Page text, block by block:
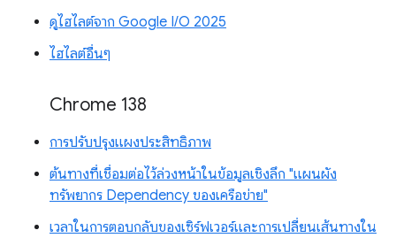
ดูไฮไลต์จาก Google I/O 2025
ไฮไลต์อื่นๆ
Chrome 138
การปรับปรุงแผงประสิทธิภาพ
ต้นทางที่เชื่อมต่อไว้ล่วงหน้าในข้อมูลเชิงลึก "แผนผัง
ทรัพยากร Dependency ของเครือข่าย"
เวลาในการตอบกลับของเซิร์ฟเวอร์และการเปลี่ยนเส้นทางใน